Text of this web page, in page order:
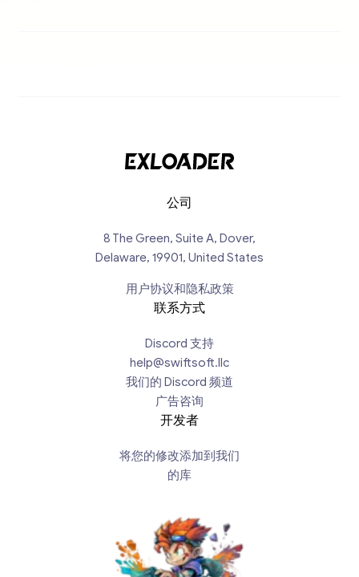
公司
8 The Green, Suite A, Dover,
Delaware, 19901, United States
用户协议和隐私政策
联系方式
Discord 支持
help@swiftsoft.llc
我们的 Discord 频道
广告咨询
开发者
将您的修改添加到我们
的库